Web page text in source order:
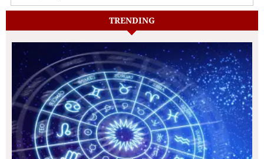
TRENDING